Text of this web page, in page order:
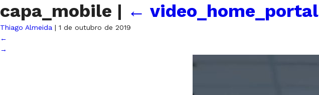
capa_mobile | ← video_home_portal
Thiago Almeida | 1 de outubro de 2019
←
→